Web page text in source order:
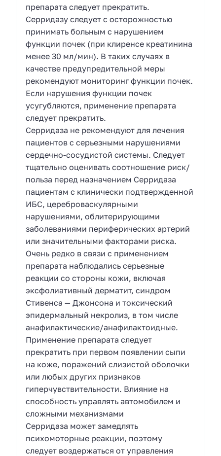
препарата следует прекратить.
Серридазу следует с осторожностью
принимать больным с нарушением
функции почек (при клиренсе креатинина
менее 30 мл/мин). В таких случаях в
качестве предупредительной меры
рекомендуют мониторинг функции почек.
Если нарушения функции почек
усугубляются, применение препарата
следует прекратить.
Серридаза не рекомендуют для лечения
пациентов с серьезными нарушениями
сердечно-сосудистой системы. Следует
тщательно оценивать соотношение риск/
польза перед назначением Серридаза
пациентам с клинически подтвержденной
ИБС, цереброваскулярными
нарушениями, облитерирующими
заболеваниями периферических артерий
или значительными факторами риска.
Очень редко в связи с применением
препарата наблюдались серьезные
реакции со стороны кожи, включая
эксфолиативный дерматит, синдром
Стивенса — Джонсона и токсический
эпидермальный некролиз, в том числе
анафилактические/анафилактоидные.
Применение препарата следует
прекратить при первом появлении сыпи
на коже, поражений слизистой оболочки
или любых других признаков
гиперчувствительности. Влияние на
способность управлять автомобилем и
сложными механизмами
Серридаза может замедлять
психомоторные реакции, поэтому
следует воздержаться от управления